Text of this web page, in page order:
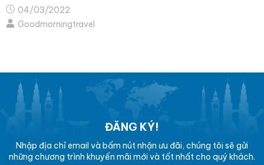
04/03/2022
Goodmorningtravel
ĐĂNG KÝ!
Nhập địa chỉ email và bấm nút nhận ưu đãi, chúng tôi sẽ gửi
những chương trình khuyến mãi mới và tốt nhất cho quý khách.